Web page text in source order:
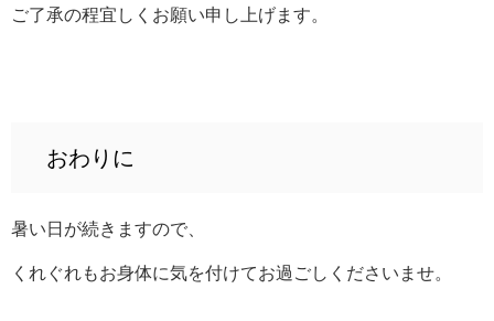
ご了承の程宜しくお願い申し上げます。
おわりに
暑い日が続きますので、
くれぐれもお身体に気を付けてお過ごしくださいませ。